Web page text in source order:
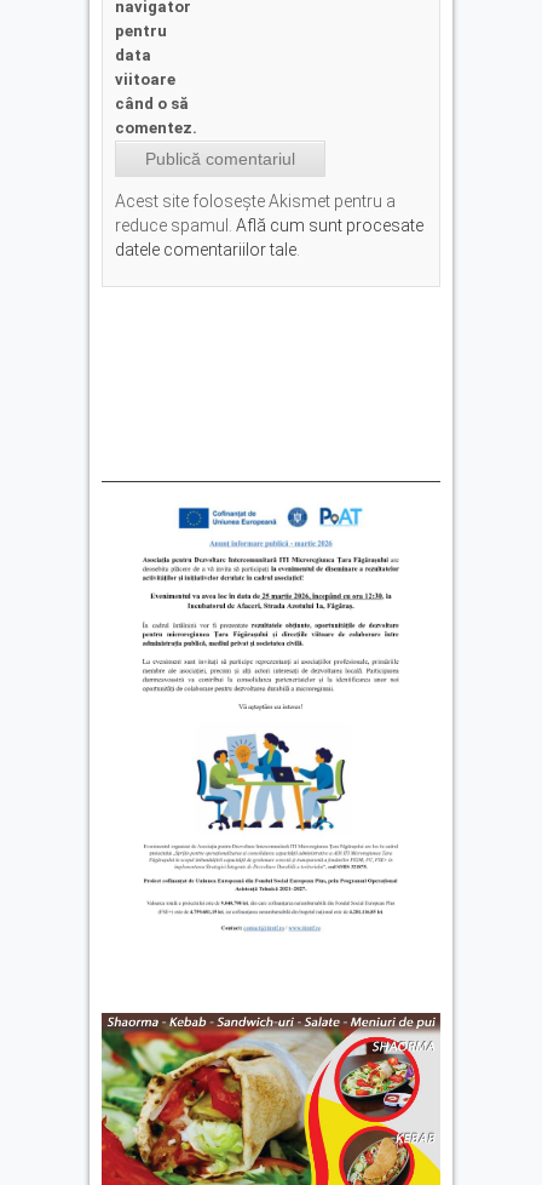
navigator
pentru
data
viitoare
când o să
comentez.
Acest site folosește Akismet pentru a
reduce spamul. Află cum sunt procesate
datele comentariilor tale